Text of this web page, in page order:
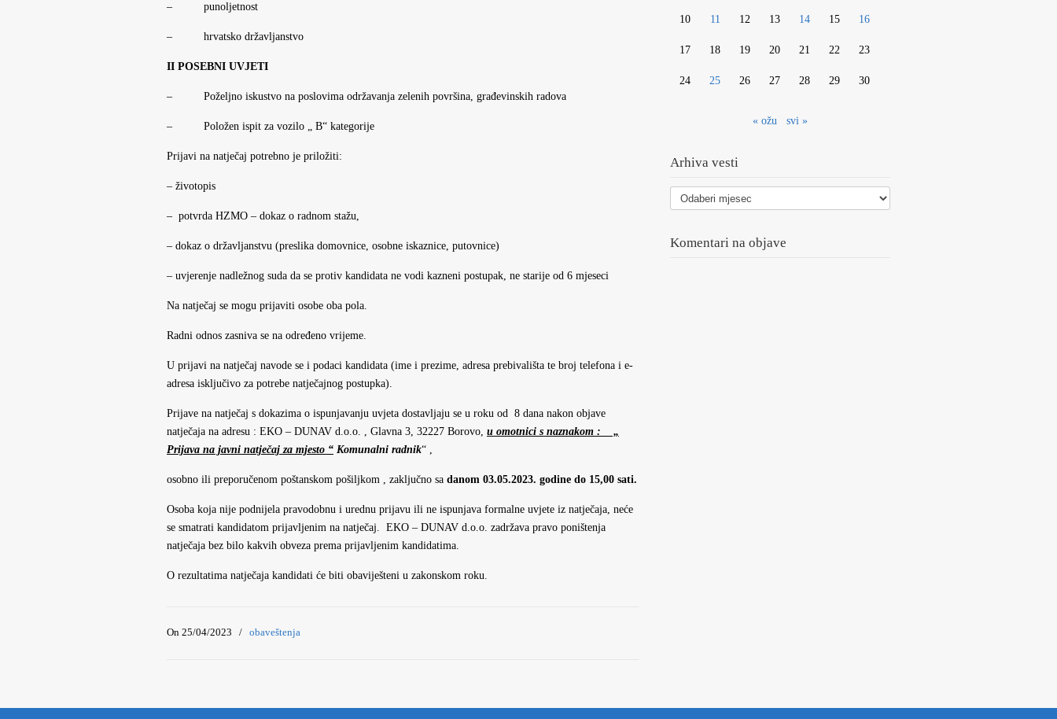
– punoljetnost
– hrvatsko državljanstvo
II POSEBNI UVJETI
– Poželjno iskustvo na poslovima održavanja zelenih površina, građevinskih radova
– Položen ispit za vozilo „ B“ kategorije
Prijavi na natječaj potrebno je priložiti:
– životopis
– potvrda HZMO – dokaz o radnom stažu,
– dokaz o državljanstvu (preslika domovnice, osobne iskaznice, putovnice)
– uvjerenje nadležnog suda da se protiv kandidata ne vodi kazneni postupak, ne starije od 6 mjeseci
Na natječaj se mogu prijaviti osobe oba pola.
Radni odnos zasniva se na određeno vrijeme.
U prijavi na natječaj navode se i podaci kandidata (ime i prezime, adresa prebivališta te broj telefona i e-
adresa isključivo za potrebe natječajnog postupka).
Prijave na natječaj s dokazima o ispunjavanju uvjeta dostavljaju se u roku od 8 dana nakon objave
natječaja na adresu : EKO – DUNAV d.o.o. , Glavna 3, 32227 Borovo, u omotnici s naznakom : „
Prijava na javni natječaj za mjesto “ Komunalni radnik“ ,
osobno ili preporučenom poštanskom pošiljkom , zaključno sa danom 03.05.2023. godine do 15,00 sati.
Osoba koja nije podnijela pravodobnu i urednu prijavu ili ne ispunjava formalne uvjete iz natječaja, neće
se smatrati kandidatom prijavljenim na natječaj. EKO – DUNAV d.o.o. zadržava pravo poništenja
natječaja bez bilo kakvih obveza prema prijavljenim kandidatima.
O rezultatima natječaja kandidati će biti obaviješteni u zakonskom roku.
On 25/04/2023 / obaveštenja
10 11 12 13 14 15 16
17 18 19 20 21 22 23
24 25 26 27 28 29 30
« ožu svi »
Arhiva vesti
Arhiva
vesti
Komentari na objave